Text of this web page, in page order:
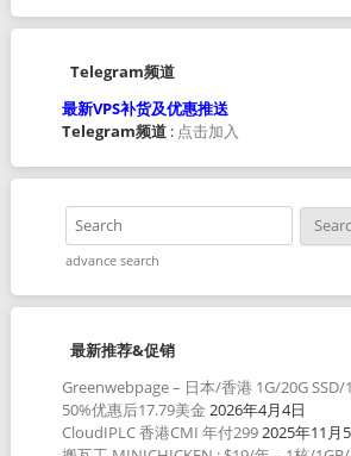
Telegram频道
最新VPS补货及优惠推送
Telegram频道: 点击加入
advance search
最新推荐&促销
Greenwebpage – 日本/香港 1G/20G SSD/
50%优惠后17.79美金 2026年4月4日
CloudIPLC 香港CMI 年付2992025年11月